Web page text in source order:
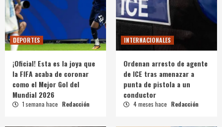
DEPORTES
¡Oficial! Esta es la joya que
la FIFA acaba de coronar
como el Mejor Gol del
Mundial 2026
1 semana hace Redacción
INTERNACIONALES
Ordenan arresto de agente
de ICE tras amenazar a
punta de pistola a un
conductor
4 meses hace Redacción